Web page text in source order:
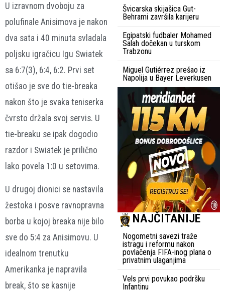
U izravnom dvoboju za
polufinale Anisimova je nakon
dva sata i 40 minuta svladala
poljsku igračicu Igu Swiatek
sa 6:7(3), 6:4, 6:2. Prvi set
otišao je sve do tie-breaka
nakon što je svaka teniserka
čvrsto držala svoj servis. U
tie-breaku se ipak dogodio
razdor i Swiatek je prilično
lako povela 1:0 u setovima.
U drugoj dionici se nastavila
žestoka i posve ravnopravna
borba u kojoj breaka nije bilo
sve do 5:4 za Anisimovu. U
idealnom trenutku
Amerikanka je napravila
break, što se kasnije
Švicarska skijašica Gut-
Behrami završila karijeru
Egipatski fudbaler Mohamed
Salah dočekan u turskom
Trabzonu
Miguel Gutiérrez prešao iz
Napolija u Bayer Leverkusen
NAJČITANIJE
Nogometni savezi traže
istragu i reformu nakon
povlačenja FIFA-inog plana o
privatnim ulaganjima
Vels prvi povukao podršku
Infantinu